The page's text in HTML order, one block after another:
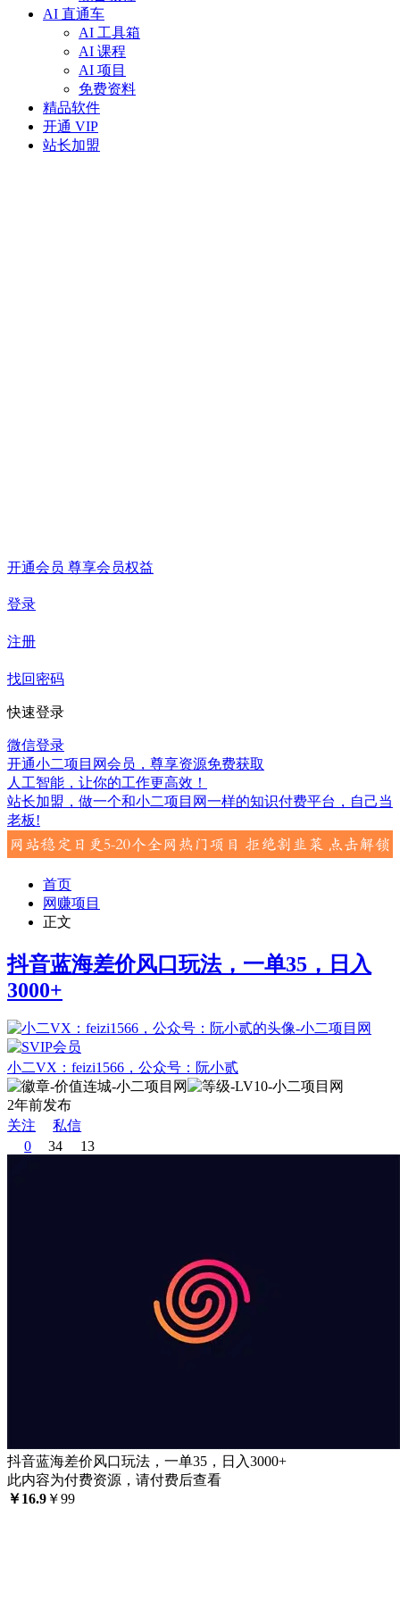
AI 直通车
AI 工具箱
AI 课程
AI 项目
免费资料
精品软件
开通 VIP
站长加盟
开通会员 尊享会员权益
登录
注册
找回密码
快速登录
微信登录
开通小二项目网会员，尊享资源免费获取
人工智能，让你的工作更高效！
站长加盟，做一个和小二项目网一样的知识付费平台，自己当
老板!
首页
网赚项目
正文
抖音蓝海差价风口玩法，一单35，日入
3000+
小二VX：feizi1566，公众号：阮小贰
2年前发布
关注
私信
0
34 13
抖音蓝海差价风口玩法，一单35，日入3000+
此内容为付费资源，请付费后查看
￥16.9 ￥99